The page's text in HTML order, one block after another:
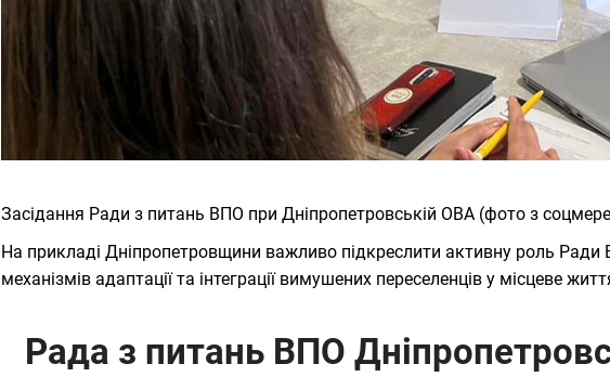
Засідання Ради з питань ВПО при Дніпропетровській ОВА (фото з
На прикладі Дніпропетровщини важливо підкреслити активну роль Ради
механізмів адаптації та інтеграції вимушених переселенців у місцеве
Рада з питань ВПО